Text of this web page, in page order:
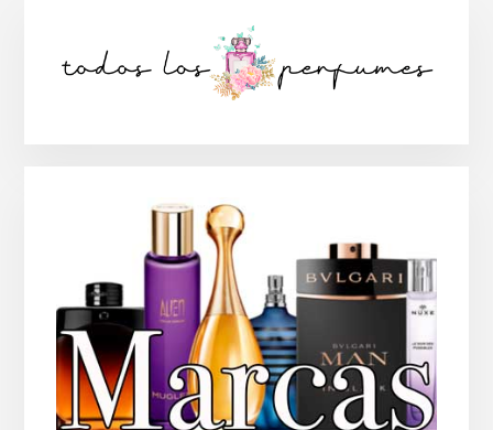
lateral